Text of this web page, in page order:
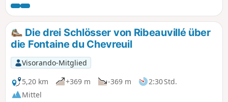
drei Schlösser zu sehen, folgen Sie der Wegbeschreibung.
Unbedingt vermeiden während der Weihnachtsmarktzeit
oder am Pfifferday. Ribeauvillé ist in letzter Zeit extrem
touristisch geworden.
Die drei Schlösser von Ribeauvillé über
die Fontaine du Chevreuil
Visorando-Mitglied
5,20 km
+369 m -369 m
2:30 Std.
Mittel